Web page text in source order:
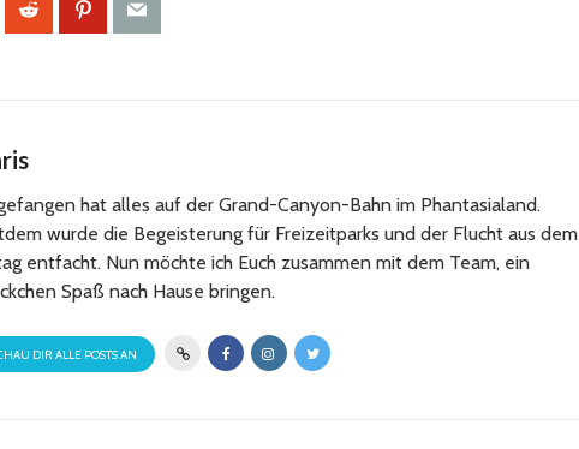
hat alles auf der Grand-Canyon-Bahn im Phantasialand.
wurde die Begeisterung für Freizeitparks und der Flucht aus dem
entfacht. Nun möchte ich Euch zusammen mit dem Team, ein
Spaß nach Hause bringen.
DIR ALLE POSTS AN